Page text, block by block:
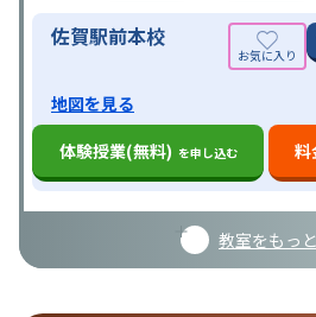
佐賀駅前本校
地図を見る
体験授業(無料) を申し込む 料
教室をもっ